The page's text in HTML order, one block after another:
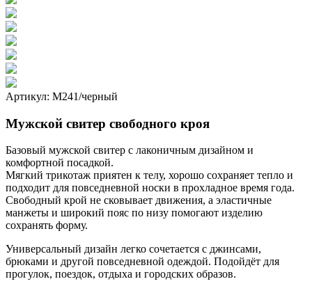
Артикул: М241/черный
Мужской свитер свободного кроя
Базовый мужской свитер с лаконичным дизайном и
комфортной посадкой.
Мягкий трикотаж приятен к телу, хорошо сохраняет тепло и
подходит для повседневной носки в прохладное время года.
Свободный крой не сковывает движения, а эластичные
манжеты и широкий пояс по низу помогают изделию
сохранять форму.
Универсальный дизайн легко сочетается с джинсами,
брюками и другой повседневной одеждой. Подойдёт для
прогулок, поездок, отдыха и городских образов.